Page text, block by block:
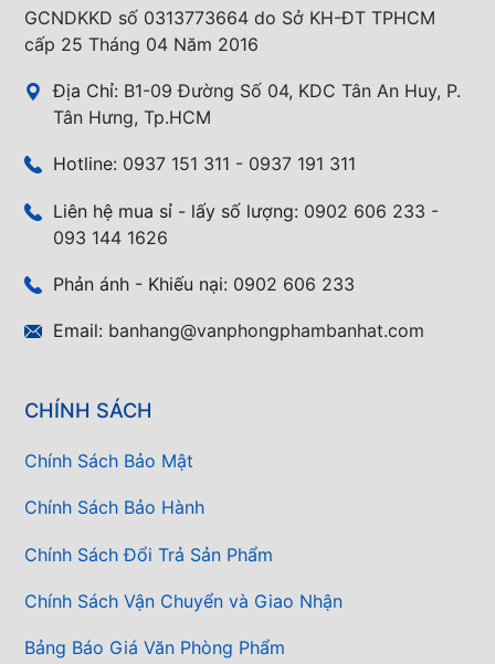
GCNDKKD số 0313773664 do Sở KH-ĐT TPHCM
cấp 25 Tháng 04 Năm 2016
Địa Chỉ: B1-09 Đường Số 04, KDC Tân An Huy, P.
Tân Hưng, Tp.HCM
Hotline: 0937 151 311 - 0937 191 311
Liên hệ mua sỉ - lấy số lượng: 0902 606 233 -
093 144 1626
Phản ánh - Khiếu nại: 0902 606 233
Email: banhang@vanphongphambanhat.com
CHÍNH SÁCH
Chính Sách Bảo Mật
Chính Sách Bảo Hành
Chính Sách Đổi Trả Sản Phẩm
Chính Sách Vận Chuyển và Giao Nhận
Bảng Báo Giá Văn Phòng Phẩm